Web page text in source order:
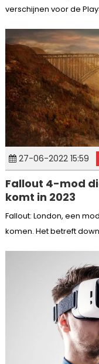
verschijnen voor de
27-06-2022 15:59
Fallout 4-mod
komt in 2023
Fallout: London, een
komen. Het betreft